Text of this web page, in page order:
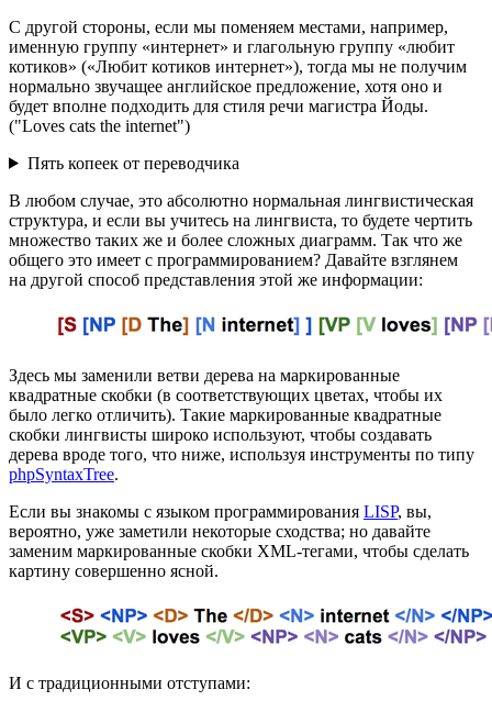
С другой стороны, если мы поменяем местами, например,
именную группу «интернет» и глагольную группу «любит
котиков» («Любит котиков интернет»), тогда мы не получим
нормально звучащее английское предложение, хотя оно и
будет вполне подходить для стиля речи магистра Йоды.
("Loves cats the internet")
Пять копеек от переводчика
В любом случае, это абсолютно нормальная лингвистическая
структура, и если вы учитесь на лингвиста, то будете чертить
множество таких же и более сложных диаграмм. Так что же
общего это имеет с программированием? Давайте взглянем
на другой способ представления этой же информации:
Здесь мы заменили ветви дерева на маркированные
квадратные скобки (в соответствующих цветах, чтобы их
было легко отличить). Такие маркированные квадратные
скобки лингвисты широко используют, чтобы создавать
дерева вроде того, что ниже, используя инструменты по типу
phpSyntaxTree.
Если вы знакомы с языком программирования LISP, вы,
вероятно, уже заметили некоторые сходства; но давайте
заменим маркированные скобки XML-тегами, чтобы сделать
картину совершенно ясной.
И с традиционными отступами: